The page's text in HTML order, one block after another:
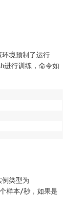
境预制了运行
进行训练，命令如
类型为
样本/秒，如果是